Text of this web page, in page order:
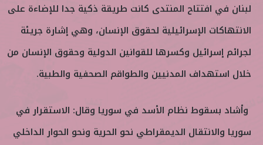
لبنان في افتتاح المنتدى كانت طريقة ذكية جدا للإضاءة على
الانتهاكات الإسرائيلية لحقوق الإنسان، وهي إشارة جريئة
لجرائم إسرائيل وكسرها للقوانين الدولية وحقوق الإنسان من
خلال استهداف المدنيين والطواقم الصحفية والطبية.
وأشاد بسقوط نظام الأسد في سوريا وقال: الاستقرار في
سوريا والانتقال الديمقراطي نحو الحرية ونحو الحوار الداخلي